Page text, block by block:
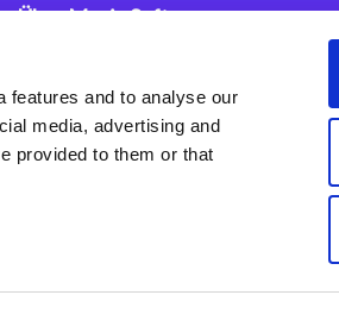
features and to analyse our
media, advertising and
provided to them or that
Über Magic Software
Karriere
Datenschutzerklärung
Weltweite Niederlassungen